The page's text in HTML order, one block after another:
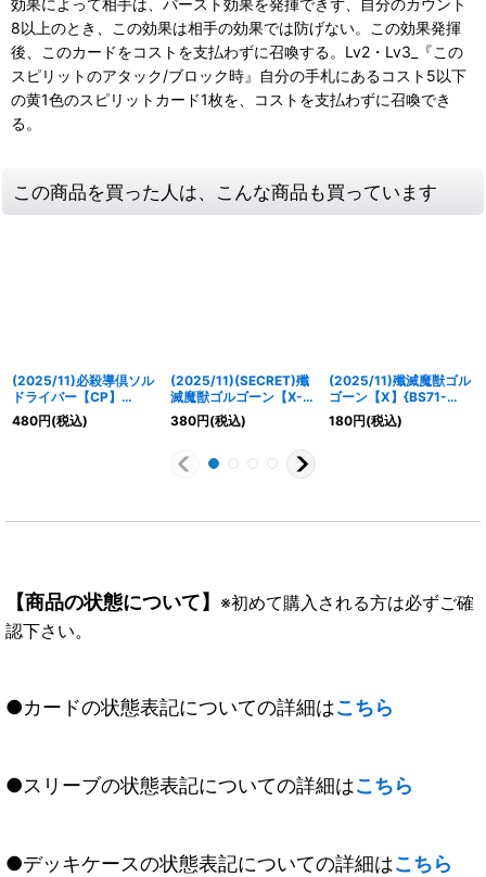
効果によって相手は、バースト効果を発揮できず、自分のカウント
8以上のとき、この効果は相手の効果では防げない。この効果発揮
後、このカードをコストを支払わずに召喚する。Lv2・Lv3_『この
スピリットのアタック/ブロック時』自分の手札にあるコスト5以下
の黄1色のスピリットカード1枚を、コストを支払わずに召喚でき
る。
この商品を買った人は、こんな商品も買っています
(2025/11)必殺導倶ソル
ドライバー【CP】
{BS71-CP05}《黄》
480円(税込)
(2025/11)(SECRET)殲
滅魔獣ゴルゴーン【X-
SEC】{BS71-X07}
《黄》
380円(税込)
(2025/11)殲滅魔獣ゴル
ゴーン【X】{BS71-
X07}《黄》
180円(税込)
【商品の状態について】 ※初めて購入される方は必ずご確
認下さい。
●カードの状態表記についての詳細はこちら
●スリーブの状態表記についての詳細はこちら
●デッキケースの状態表記についての詳細はこちら